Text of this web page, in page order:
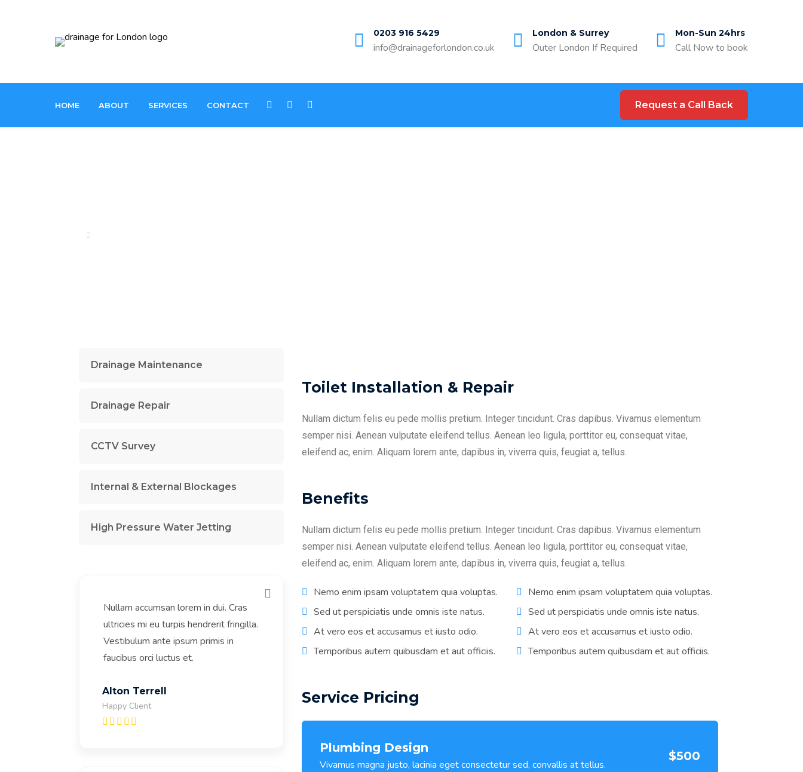
0203 916 5429
info@drainageforlondon.co.uk
London & Surrey
Outer London If Required
Mon-Sun 24hrs
Call Now to book
HOME ABOUT SERVICES CONTACT Request a Call Back
Drainage Maintenance
Drainage Repair
CCTV Survey
Internal & External Blockages
High Pressure Water Jetting
Nullam accumsan lorem in dui. Cras
ultricies mi eu turpis hendrerit fringilla.
Vestibulum ante ipsum primis in
faucibus orci luctus et.
Alton Terrell
Happy Client
Toilet Installation & Repair
Nullam dictum felis eu pede mollis pretium. Integer tincidunt. Cras dapibus. Vivamus elementum
semper nisi. Aenean vulputate eleifend tellus. Aenean leo ligula, porttitor eu, consequat vitae,
eleifend ac, enim. Aliquam lorem ante, dapibus in, viverra quis, feugiat a, tellus.
Benefits
Nullam dictum felis eu pede mollis pretium. Integer tincidunt. Cras dapibus. Vivamus elementum
semper nisi. Aenean vulputate eleifend tellus. Aenean leo ligula, porttitor eu, consequat vitae,
eleifend ac, enim. Aliquam lorem ante, dapibus in, viverra quis, feugiat a, tellus.
Nemo enim ipsam voluptatem quia voluptas.
Sed ut perspiciatis unde omnis iste natus.
At vero eos et accusamus et iusto odio.
Temporibus autem quibusdam et aut officiis.
Nemo enim ipsam voluptatem quia voluptas.
Sed ut perspiciatis unde omnis iste natus.
At vero eos et accusamus et iusto odio.
Temporibus autem quibusdam et aut officiis.
Service Pricing
Plumbing Design
Vivamus magna justo, lacinia eget consectetur sed, convallis at tellus.
$500